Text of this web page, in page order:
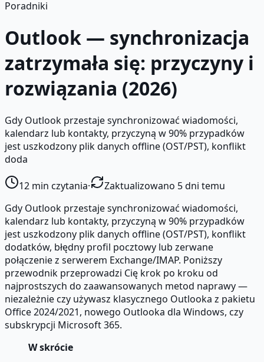
Poradniki
Outlook — synchronizacja
zatrzymała się: przyczyny i
rozwiązania (2026)
Gdy Outlook przestaje synchronizować wiadomości,
kalendarz lub kontakty, przyczyną w 90% przypadków
jest uszkodzony plik danych offline (OST/PST), konflikt
doda
12 min czytania·
Zaktualizowano 5 dni temu
Gdy Outlook przestaje synchronizować wiadomości,
kalendarz lub kontakty, przyczyną w 90% przypadków
jest uszkodzony plik danych offline (OST/PST), konflikt
dodatków, błędny profil pocztowy lub zerwane
połączenie z serwerem Exchange/IMAP. Poniższy
przewodnik przeprowadzi Cię krok po kroku od
najprostszych do zaawansowanych metod naprawy —
niezależnie czy używasz klasycznego Outlooka z pakietu
Office 2024/2021, nowego Outlooka dla Windows, czy
subskrypcji Microsoft 365.
W skrócie